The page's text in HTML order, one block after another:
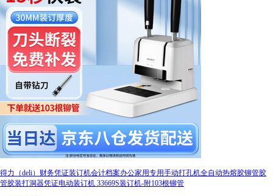
得力（deli）财务凭证装订机会计档案办公家用专用手动打孔机全自动热熔胶铆管胶
管胶装打洞器凭证电动装订机 33669S装订机-附103根铆管